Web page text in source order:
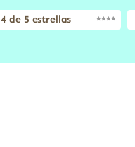
4 de 5 estrellas